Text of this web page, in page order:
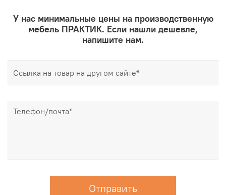
У нас минимальные цены на производственную
мебель ПРАКТИК. Если нашли дешевле,
напишите нам.
Отправить